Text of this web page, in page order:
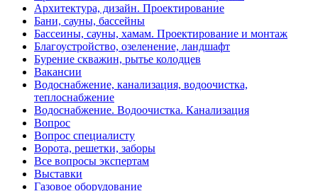
Архитектура, дизайн. Проектирование
Бани, сауны, бассейны
Бассеины, сауны, хамам. Проектирование и монтаж
Благоустройство, озеленение, ландшафт
Бурение скважин, рытье колодцев
Вакансии
Водоснабжение, канализация, водоочистка,
теплоснабжение
Водоснабжение. Водоочистка. Канализация
Вопрос
Вопрос специалисту
Ворота, решетки, заборы
Все вопросы экспертам
Выставки
Газовое оборудование